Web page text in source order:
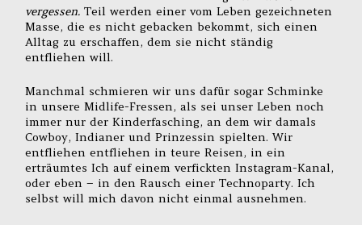
vergessen.Teil werden einer vom Leben gezeichneten
Masse, die es nicht gebacken bekommt, sich einen
Alltag zu erschaffen, dem sie nicht ständig
entfliehen will.
Manchmal schmieren wir uns dafür sogar Schminke
in unsere Midlife-Fressen, als sei unser Leben noch
immer nur der Kinderfasching, an dem wir damals
Cowboy, Indianer und Prinzessin spielten. Wir
entfliehen entfliehen in teure Reisen, in ein
erträumtes Ich auf einem verfickten Instagram-Kanal,
oder eben – in den Rausch einer Technoparty. Ich
selbst will mich davon nicht einmal ausnehmen.